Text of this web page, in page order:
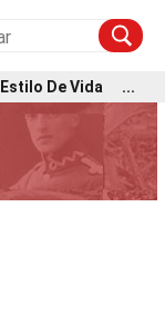
Estilo De Vida ...